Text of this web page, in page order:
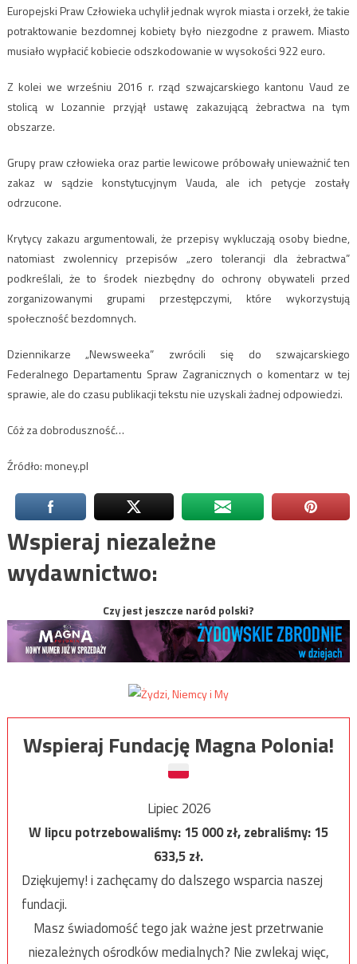
Europejski Praw Człowieka uchylił jednak wyrok miasta i orzekł, że takie
potraktowanie bezdomnej kobiety było niezgodne z prawem. Miasto
musiało wypłacić kobiecie odszkodowanie w wysokości 922 euro.
Z kolei we wrześniu 2016 r. rząd szwajcarskiego kantonu Vaud ze
stolicą w Lozannie przyjął ustawę zakazującą żebractwa na tym
obszarze.
Grupy praw człowieka oraz partie lewicowe próbowały unieważnić ten
zakaz w sądzie konstytucyjnym Vauda, ale ich petycje zostały
odrzucone.
Krytycy zakazu argumentowali, że przepisy wykluczają osoby biedne,
natomiast zwolennicy przepisów „zero tolerancji dla żebractwa”
podkreślali, że to środek niezbędny do ochrony obywateli przed
zorganizowanymi grupami przestępczymi, które wykorzystują
społeczność bezdomnych.
Dziennikarze „Newsweeka” zwrócili się do szwajcarskiego
Federalnego Departamentu Spraw Zagranicznych o komentarz w tej
sprawie, ale do czasu publikacji tekstu nie uzyskali żadnej odpowiedzi.
Cóż za dobroduszność…
Źródło: money.pl
Wspieraj niezależne
wydawnictwo:
Czy jest jeszcze naród polski?
Wspieraj Fundację Magna Polonia!
Lipiec 2026
W lipcu potrzebowaliśmy:15 000zł, zebraliśmy:15
633,5zł.
Dziękujemy! i zachęcamy do dalszego wsparcia naszej
fundacji.
Masz świadomość tego jak ważne jest przetrwanie
niezależnych ośrodków medialnych? Nie zwlekaj więc,